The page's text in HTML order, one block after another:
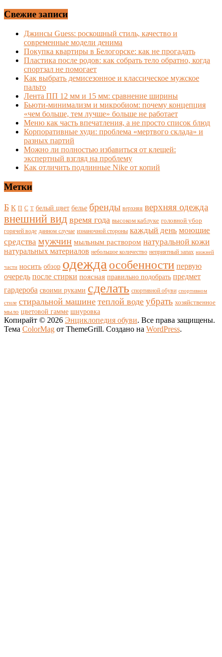
Свежие записи
Джинсы Guess: роскошный стиль, качество и
современные модели денима
Покупка квартиры в Белогорске: как не прогадать
Пластика после родов: как собрать тело обратно, когда
спортзал не помогает
Как выбрать демисезонное и классическое мужское
пальто
Лента ПП 12 мм и 15 мм: сравнение ширины
Бьюти-минимализм и микробиом: почему концепция
«чем больше, тем лучше» больше не работает
Меню как часть впечатления, а не просто список блюд
Корпоративные худи: проблема «мертвого склада» и
разных партий
Можно ли полностью избавиться от клещей:
экспертный взгляд на проблему
Как отличить подлинные Nike от копий
Метки
Б К П С Т белый цвет белье бренды верхняя верхняя одежда
внешний вид время года высоком каблуке головной убор
горячей воде данном случае изнаночной стороны каждый день моющие
средства мужчин мыльным раствором натуральной кожи
натуральных материалов небольшое количество неприятный запах нижней
части носить обзор одежда особенности первую
очередь после стирки поясная правильно подобрать предмет
гардероба своими руками сделать спортивной обуви спортивном
стиле стиральной машине теплой воде убрать хозяйственное
мыло цветовой гамме шнуровка
Копирайт © 2026 Энциклопедия обуви. Все права защищены.
Тема ColorMag от ThemeGrill. Создано на WordPress.